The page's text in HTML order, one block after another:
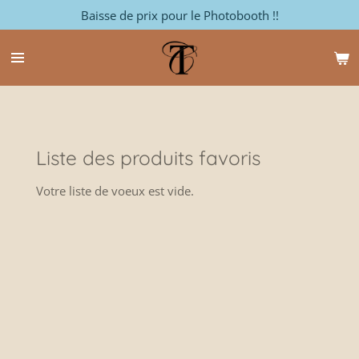
au
contenu
Baisse de prix pour le Photobooth !!
Liste des produits favoris
Votre liste de voeux est vide.